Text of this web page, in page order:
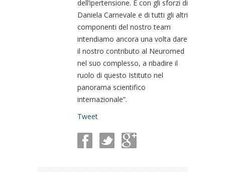
dell’ipertensione. E con gli sforzi di
Daniela Carnevale e di tutti gli altri
componenti del nostro team
intendiamo ancora una volta dare
il nostro contributo al Neuromed
nel suo complesso, a ribadire il
ruolo di questo Istituto nel
panorama scientifico
internazionale”.
Tweet